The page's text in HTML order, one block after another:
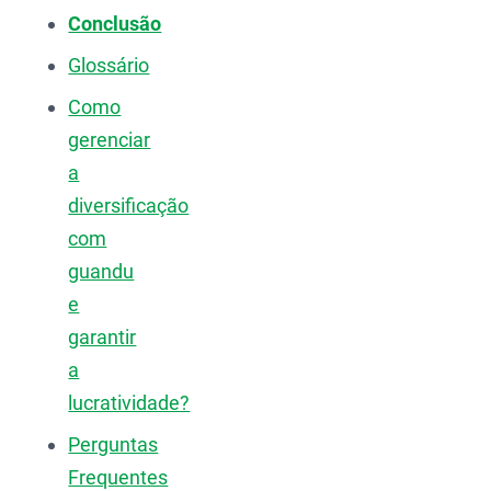
Conclusão
Glossário
Como
gerenciar
a
diversificação
com
guandu
e
garantir
a
lucratividade?
Perguntas
Frequentes